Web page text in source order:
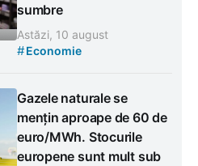
sumbre
Astăzi, 10 august
#Economie
Gazele naturale se
mențin aproape de 60 de
euro/MWh. Stocurile
europene sunt mult sub